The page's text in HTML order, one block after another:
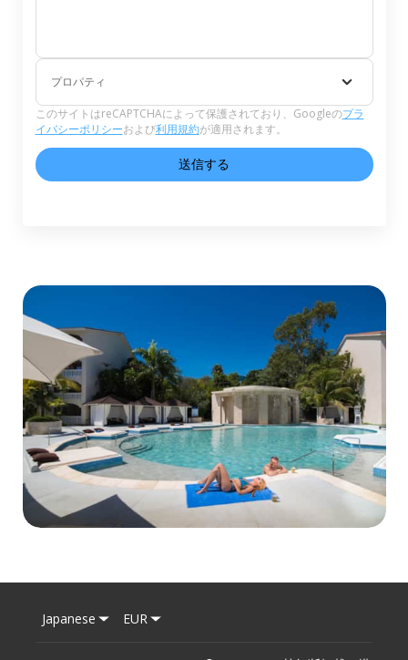
プロパティ
このサイトはreCAPTCHAによって保護されており、Googleのプラ
イバシーポリシーおよび利用規約が適用されます。
送信する
Japanese EUR